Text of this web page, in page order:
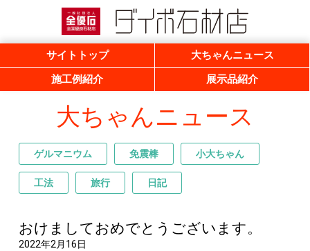
一般社団法人 全優石 全国優良石材店
サイトトップ
大ちゃんニュース
施工例紹介
展示品紹介
大ちゃんニュース
ゲルマニウム 免震棒 小大ちゃん
工法 旅行 日記
おけましておめでとうございます。
2022年2月16日